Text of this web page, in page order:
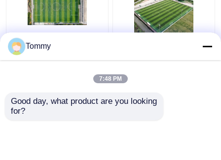
Uitstekende
weerbestandheid
Tommy
7:48 PM
Good day, what product are you looking
for?